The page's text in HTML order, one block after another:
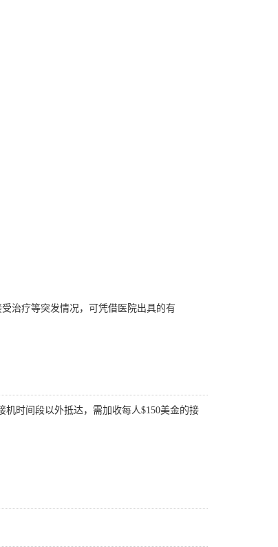
治疗等突发情况，可凭借医院出具的有
时间段以外抵达，需加收每人$150美金的接